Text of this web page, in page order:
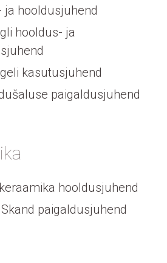
ja hooldusjuhend
hooldus- ja
kasutusjuhend
paigaldusjuhend
hooldusjuhend
paigaldusjuhend